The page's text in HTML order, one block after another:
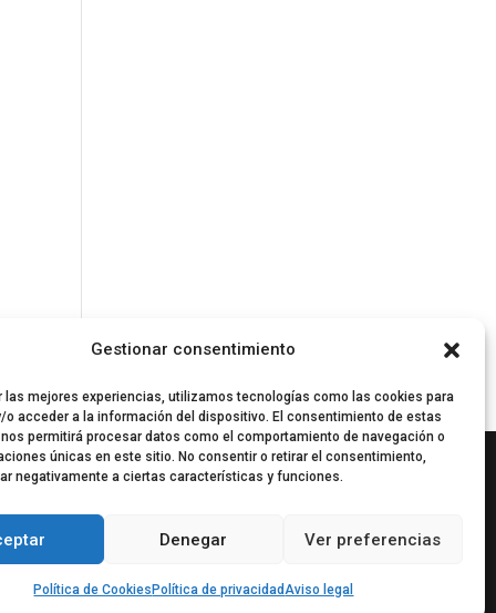
Gestionar consentimiento
las mejores experiencias, utilizamos tecnologías como las cookies para
o acceder a la información del dispositivo. El consentimiento de estas
permitirá procesar datos como el comportamiento de navegación o
únicas en este sitio. No consentir o retirar el consentimiento,
negativamente a ciertas características y funciones.
Denegar Ver preferencias
Política de Cookies Política de privacidadAviso legal